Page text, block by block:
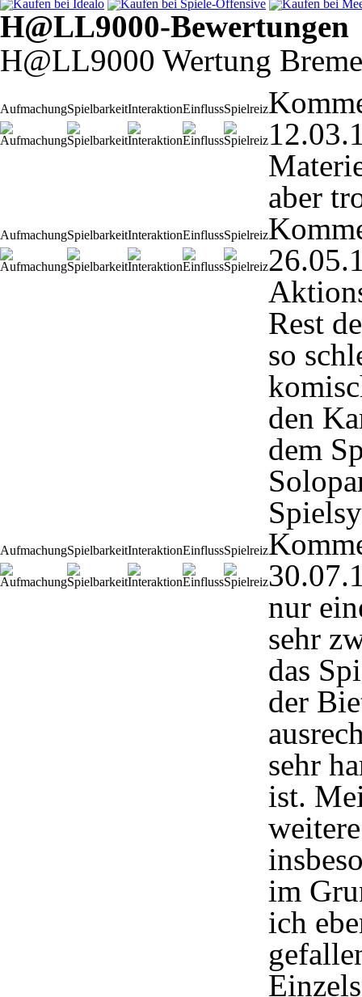
H@LL9000-Bewertungen
H@LL9000 Wertung
AufmachungSpielbarkeitInteraktionEinflussSpielreiz
aber
AufmachungSpielbarkeitInteraktionEinflussSpielreiz
Rest
so
den
dem
AufmachungSpielbarkeitInteraktionEinflussSpielreiz
nur
sehr
das
der
sehr
ist.
im
ich